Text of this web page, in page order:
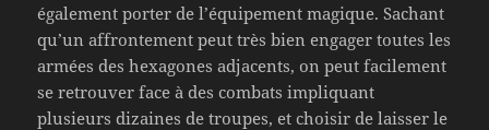
également porter de l’équipement magique. Sachant
qu’un affrontement peut très bien engager toutes les
armées des hexagones adjacents, on peut facilement
se retrouver face à des combats impliquant
plusieurs dizaines de troupes, et choisir de laisser le